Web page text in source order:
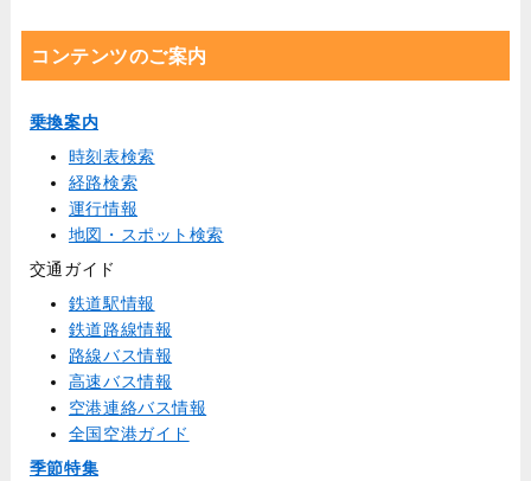
コンテンツのご案内
乗換案内
時刻表検索
経路検索
運行情報
地図・スポット検索
交通ガイド
鉄道駅情報
鉄道路線情報
路線バス情報
高速バス情報
空港連絡バス情報
全国空港ガイド
季節特集